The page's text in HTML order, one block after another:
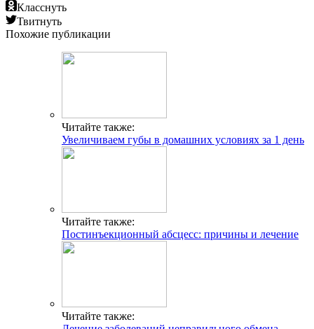
Класснуть
Твитнуть
Похожие публикации
Читайте также:
Увеличиваем губы в домашних условиях за 1 день
Читайте также:
Постинъекционный абсцесс: причины и лечение
Читайте также: